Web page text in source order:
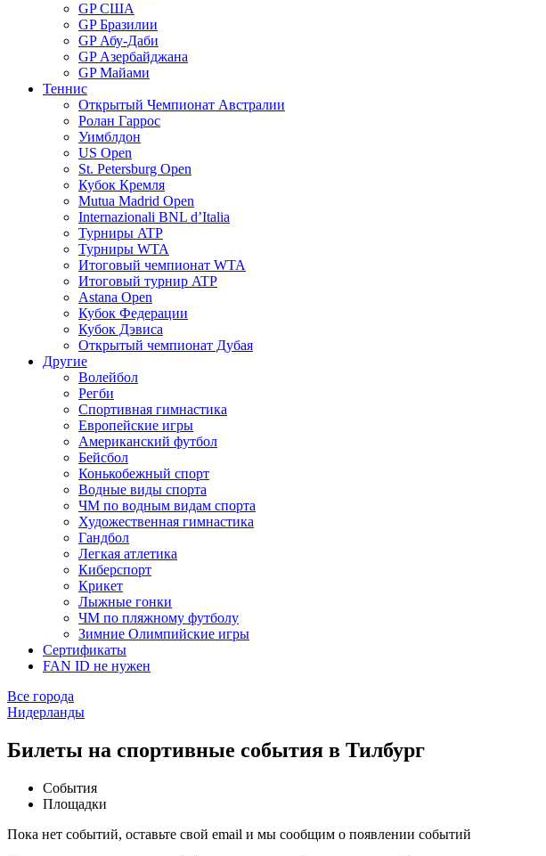
GP США
GP Бразилии
GP Абу-Даби
GP Азербайджана
GP Майами
Теннис
Открытый Чемпионат Австралии
Ролан Гаррос
Уимблдон
US Open
St. Petersburg Open
Кубок Кремля
Mutua Madrid Open
Internazionali BNL d’Italia
Турниры ATP
Турниры WTA
Итоговый чемпионат WTA
Итоговый турнир ATP
Astana Open
Кубок Федерации
Кубок Дэвиса
Открытый чемпионат Дубая
Другие
Волейбол
Регби
Спортивная гимнастика
Европейские игры
Американский футбол
Бейсбол
Конькобежный спорт
Водные виды спорта
ЧМ по водным видам спорта
Художественная гимнастика
Гандбол
Легкая атлетика
Киберспорт
Крикет
Лыжные гонки
ЧМ по пляжному футболу
Зимние Олимпийские игры
Сертификаты
FAN ID не нужен
Все города
Нидерланды
Билеты на спортивные события в Тилбург
События
Площадки
Пока нет событий, оставьте свой email и мы сообщим о появлении событий